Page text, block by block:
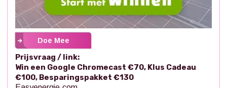
Doe Mee
Prijsvraag / link:
Win een Google Chromecast €70, Klus Cadeau
€100, Besparingspakket €130